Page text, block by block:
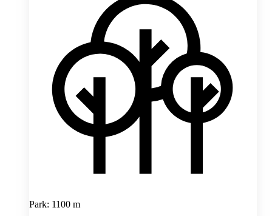
Park: 1100 m